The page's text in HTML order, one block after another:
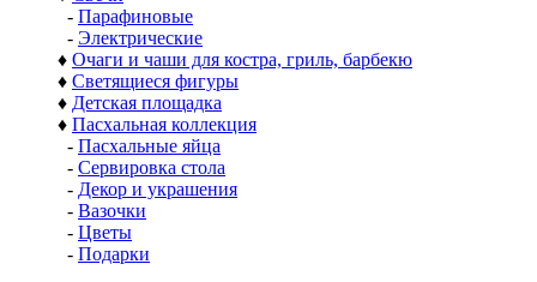
- Парафиновые
- Электрические
♦ Очаги и чаши для костра, гриль, барбекю
♦ Светящиеся фигуры
♦ Детская площадка
♦ Пасхальная коллекция
- Пасхальные яйца
- Сервировка стола
- Декор и украшения
- Вазочки
- Цветы
- Подарки